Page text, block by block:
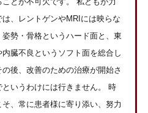
、レントゲンやMRIには映らな
勢・骨格というハード面と、東
臓不良というソフト面を総合し
後、改善のための治療が開始さ
いうわけには行きません。 時
、常に患者様に寄り添い、努力